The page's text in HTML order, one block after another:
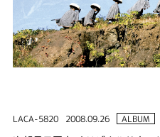
LACA-5820 2008.09.26 ALBUM